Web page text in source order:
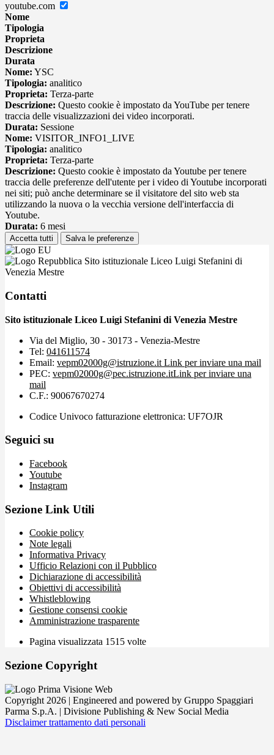
youtube.com
Nome
Tipologia
Proprieta
Descrizione
Durata
Nome: YSC
Tipologia: analitico
Proprieta: Terza-parte
Descrizione: Questo cookie è impostato da YouTube per tenere
traccia delle visualizzazioni dei video incorporati.
Durata: Sessione
Nome: VISITOR_INFO1_LIVE
Tipologia: analitico
Proprieta: Terza-parte
Descrizione: Questo cookie è impostato da Youtube per tenere
traccia delle preferenze dell'utente per i video di Youtube incorporati
nei siti; può anche determinare se il visitatore del sito web sta
utilizzando la nuova o la vecchia versione dell'interfaccia di
Youtube.
Durata: 6 mesi
Accetta tutti Salva le preferenze
Sito istituzionale Liceo Luigi Stefanini di
Venezia Mestre
Contatti
Sito istituzionale Liceo Luigi Stefanini di Venezia Mestre
Via del Miglio, 30 - 30173 - Venezia-Mestre
Tel: 041611574
Email: vepm02000g@istruzione.it Link per inviare una mail
PEC: vepm02000g@pec.istruzione.itLink per inviare una
mail
C.F.: 90067670274
Codice Univoco fatturazione elettronica: UF7OJR
Seguici su
Facebook
Youtube
Instagram
Sezione Link Utili
Cookie policy
Note legali
Informativa Privacy
Ufficio Relazioni con il Pubblico
Dichiarazione di accessibilità
Obiettivi di accessibilità
Whistleblowing
Gestione consensi cookie
Amministrazione trasparente
Pagina visualizzata 1515 volte
Sezione Copyright
Copyright 2026 | Engineered and powered by Gruppo Spaggiari
Parma S.p.A. | Divisione Publishing & New Social Media
Disclaimer trattamento dati personali